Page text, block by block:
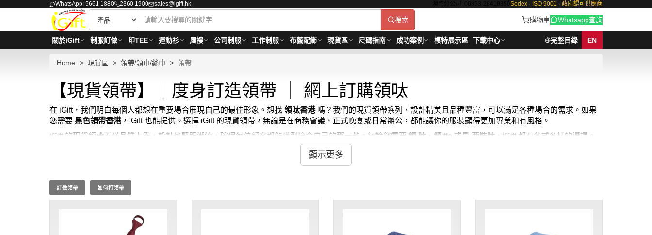
WhatsApp: 5661 1880 2360 1900 sales@igift.hk 澳門分公司: 00853-28410350 Sedex · ISO 9001 · 政府認可供應商
搜索 購物車 Whatsapp查詢
關於iGift 制服訂做 印TEE 運動衫 風褸 公司制服 工作制服 布藝配飾 現貨區 尺碼指南 成功案例 模特展示區 下載中心 完整目錄 EN
Home 現貨區 領帶/領巾/絲巾 領帶
【現貨領帶】｜度身訂造領帶 ｜ 網上訂購領呔
在 iGift，我們明白每個人都想在重要場合展現自己的最佳形象。想找 領呔香港嗎？我們的現貨領帶系列，設計精美且品種豐富，可以滿足各種場合的需求。如果
您需要 黑色領帶香港，iGift 也能提供。選擇 iGift 的現貨領帶，無論是在商務會議、正式晚宴或日常辦公，都能讓你的服裝顯得更加專業和有風格。
iGift 的現貨領帶不僅品質上乘，設計也緊跟潮流，確保每位顧客都能找到適合自己的那一款。無論您需要 領 呔 領 tie 或是 西裝呔 ，iGift 都有各式各樣的選擇。
我們的現貨領帶色彩豐富、風格多樣，既有傳統的條紋和格子款，也有現代感十足的簡約風格，滿足不同個性和喜好的需求。想要
呢？穿上 iGift 的現貨領帶，讓你在任何場合都自信滿滿，魅力四射。如果您想
帶最少訂購量 - MOQ: 1件起 ； 價格：HKD50 / 起, 視乎數量而定。貨期約需3-7天。
顯示更多
訂做領帶 如何打領帶